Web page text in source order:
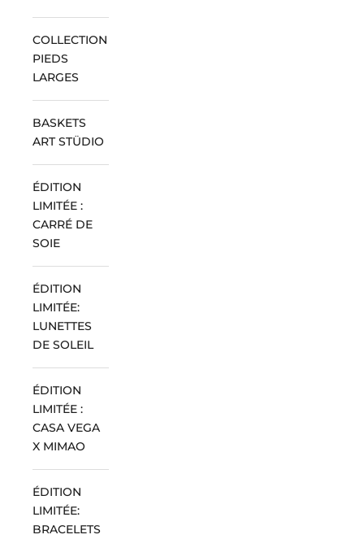
COLLECTION
PIEDS
LARGES
BASKETS
ART STÜDIO
ÉDITION
LIMITÉE :
CARRÉ DE
SOIE
ÉDITION
LIMITÉE:
LUNETTES
DE SOLEIL
ÉDITION
LIMITÉE :
CASA VEGA
X MIMAO
ÉDITION
LIMITÉE:
BRACELETS